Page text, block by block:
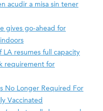
acudir a misa sin tener
gives go-ahead for
LA resumes full capacity
requirement for
No Longer Required For
Vaccinated